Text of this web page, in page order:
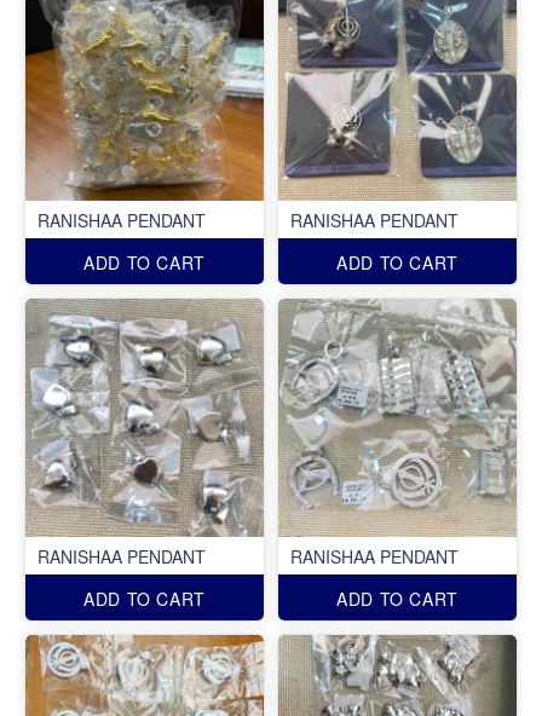
RANISHAA PENDANT
ADD TO CART
RANISHAA PENDANT
ADD TO CART
RANISHAA PENDANT
ADD TO CART
RANISHAA PENDANT
ADD TO CART